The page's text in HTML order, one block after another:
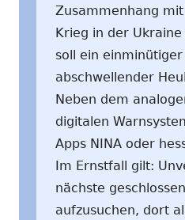
Zusammenhang
Krieg in der
soll ein
abschwellender
Neben dem
digitalen
Apps NINA oder
Im Ernstfall gilt:
nächste
aufzusuchen, dort